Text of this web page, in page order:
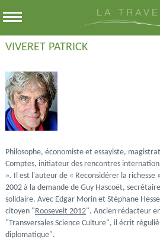
VIVERET PATRICK
Philosophe, économiste et essayiste,
Comptes, initiateur des rencontres
». Il est l'auteur de « Reconsidérer la
2002 à la demande de Guy Hascoët,
solidaire. Avec Edgar Morin et Stéphane
citoyen "Roosevelt 2012". Ancien rédacteur
"Transversales Science Culture", il écrit
diplomatique".